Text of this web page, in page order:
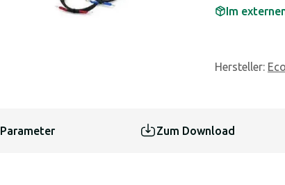
Im
Hersteller:
Parameter Zum Download